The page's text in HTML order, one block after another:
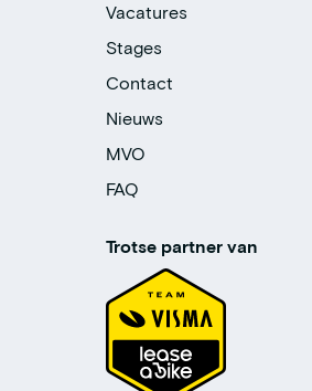
Vacatures
Stages
Contact
Nieuws
MVO
FAQ
Trotse partner van